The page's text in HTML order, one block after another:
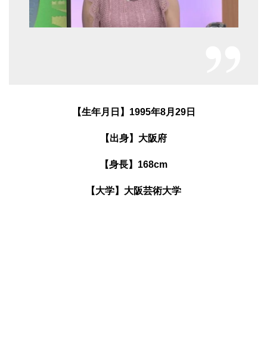
【生年月日】1995年8月29日
【出身】大阪府
【身長】168cm
【大学】大阪芸術大学